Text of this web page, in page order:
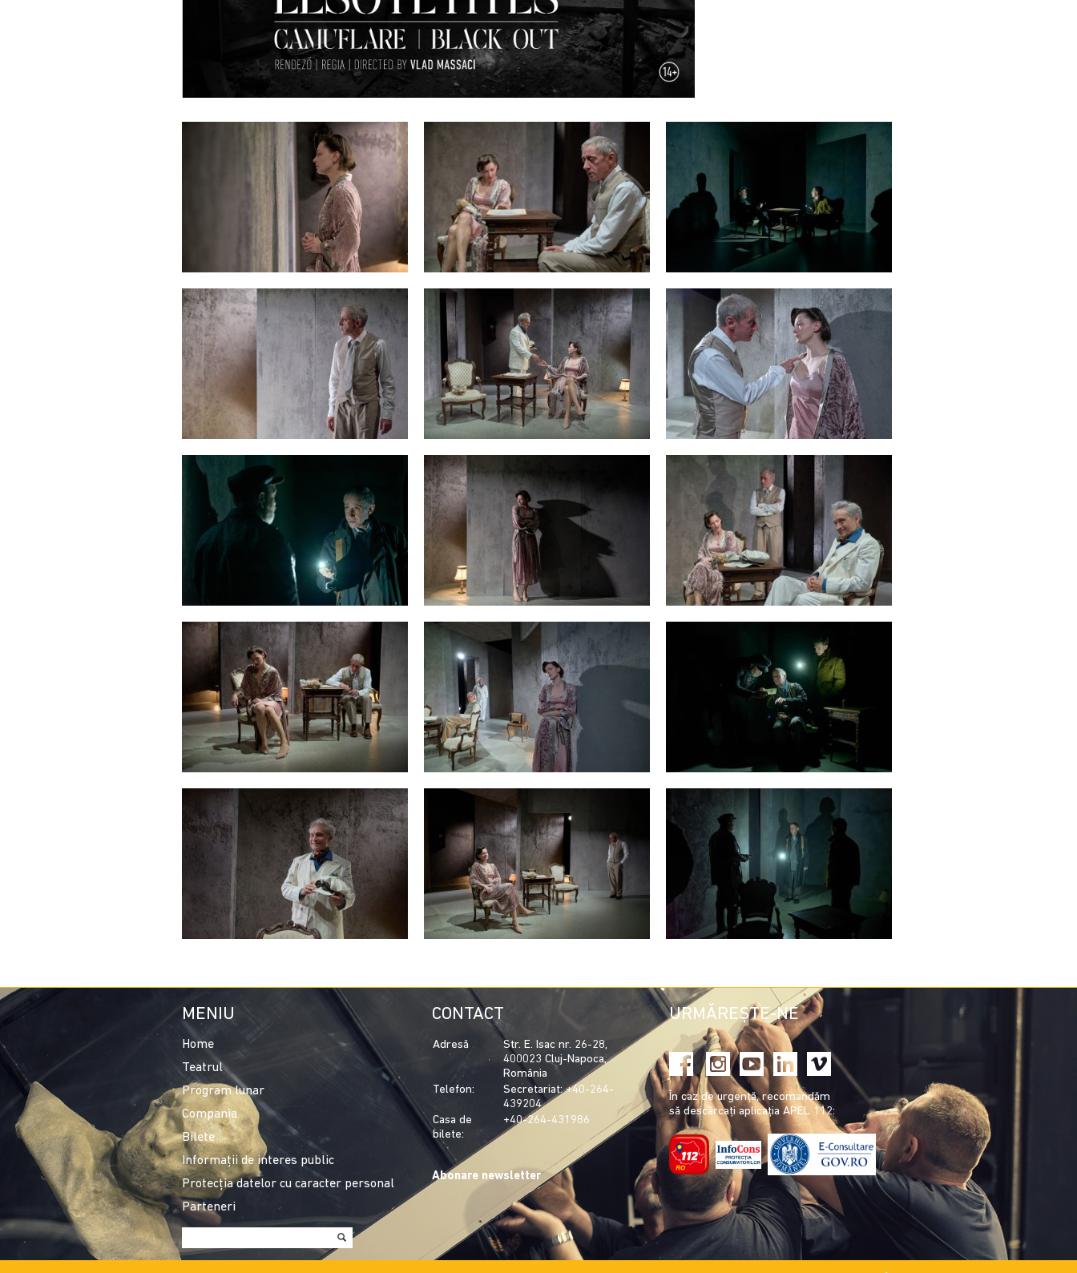
MENIU
Home
Teatrul
Program lunar
Compania
Bilete
Informații de interes public
Protecția datelor cu caracter personal
Parteneri
CONTACT
Adresă
Str. E. Isac nr. 26-28,
400023 Cluj-Napoca,
România
Telefon:
Secretariat: +40-264-
439204
Casa de
bilete:
+40-264-431986
Abonare newsletter
URMĂREȘTE-NE
În caz de urgență, recomandăm
să descărcați aplicația APEL 112: